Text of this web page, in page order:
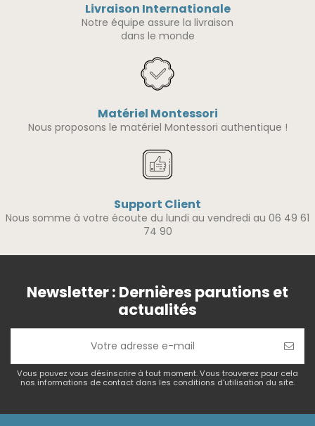
Livraison Internationale
Notre équipe assure la livraison
dans le monde
Matériel Montessori
Nous proposons le matériel Montessori authentique !
Support Client
Nous somme à votre écoute du lundi au vendredi au 06 49 61
74 90
Newsletter : Dernières parutions et
actualités
Vous pouvez vous désinscrire à tout moment. Vous trouverez pour cela
nos informations de contact dans les conditions d'utilisation du site.